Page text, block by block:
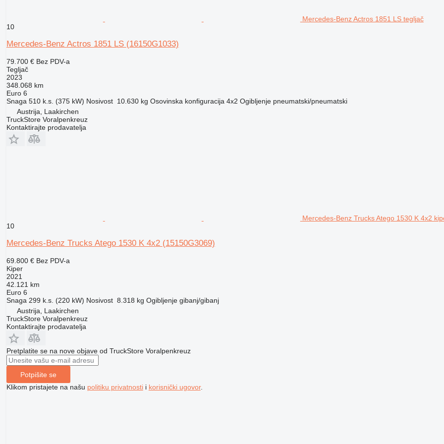
Mercedes-Benz Actros 1851 LS tegljač
10
Mercedes-Benz Actros 1851 LS (16150G1033)
79.700 € Bez PDV-a
Tegljač
2023
348.068 km
Euro 6
Snaga 510 k.s. (375 kW) Nosivost 10.630 kg Osovinska konfiguracija 4x2 Ogibljenje pneumatski/pneumatski
Austrija, Laakirchen
TruckStore Voralpenkreuz
Kontaktirajte prodavatelja
Mercedes-Benz Trucks Atego 1530 K 4x2
10
Mercedes-Benz Trucks Atego 1530 K 4x2 (15150G3069)
69.800 € Bez PDV-a
Kiper
2021
42.121 km
Euro 6
Snaga 299 k.s. (220 kW) Nosivost 8.318 kg Ogibljenje gibanj/gibanj
Austrija, Laakirchen
TruckStore Voralpenkreuz
Kontaktirajte prodavatelja
Pretplatite se na nove objave od TruckStore Voralpenkreuz
Potpišite se
Klikom pristajete na našu politiku privatnostii korisnički ugovor.